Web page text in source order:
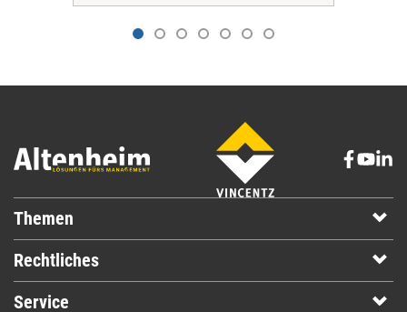
Themen
Rechtliches
Service